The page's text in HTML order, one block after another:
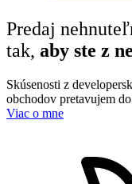
Predaj
tak, aby ste z
Skúsenosti z
obchodov pretavujem
Viac o mne